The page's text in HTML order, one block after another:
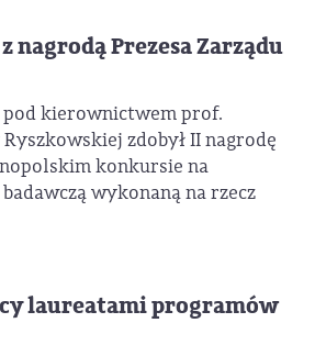
nagrodą Prezesa Zarządu
pod kierownictwem prof.
Ryszkowskiej zdobył II nagrodę
konkursie na
wykonaną na rzecz
laureatami programów